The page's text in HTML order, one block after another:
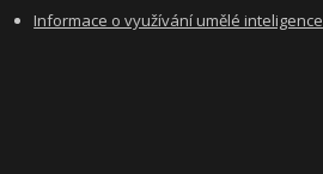
Informace o využívání umělé inteligence